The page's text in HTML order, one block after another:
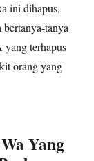
ini dihapus,
tanya
yang terhapus
orang yang
Yang